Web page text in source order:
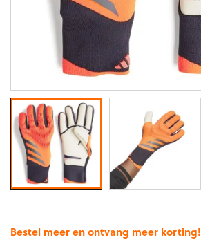
Bestel meer en ontvang meer korting!